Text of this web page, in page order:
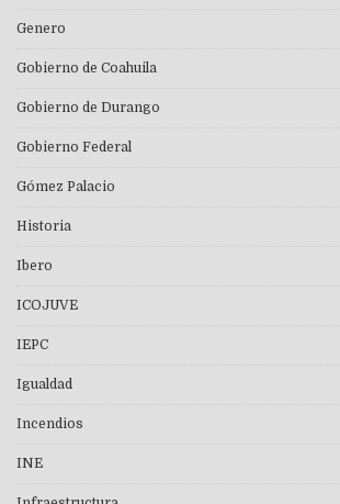
Genero
Gobierno de Coahuila
Gobierno de Durango
Gobierno Federal
Gómez Palacio
Historia
Ibero
ICOJUVE
IEPC
Igualdad
Incendios
INE